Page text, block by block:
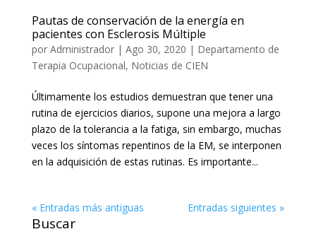
Pautas de conservación de la energía en
pacientes con Esclerosis Múltiple
por Administrador| Ago 30, 2020 | Departamento de
Terapia Ocupacional, Noticias de CIEN
Últimamente los estudios demuestran que tener una
rutina de ejercicios diarios, supone una mejora a largo
plazo de la tolerancia a la fatiga, sin embargo, muchas
veces los síntomas repentinos de la EM, se interponen
en la adquisición de estas rutinas. Es importante...
« Entradas más antiguas Entradas siguientes »
Buscar